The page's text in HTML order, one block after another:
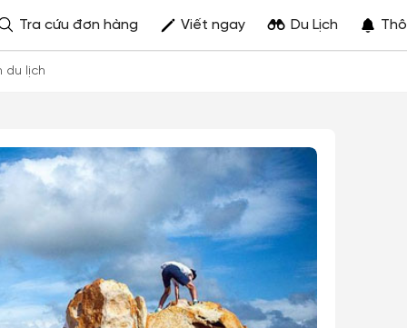
Tra cứu đơn hàng Viết ngay Du Lịch
du lịch